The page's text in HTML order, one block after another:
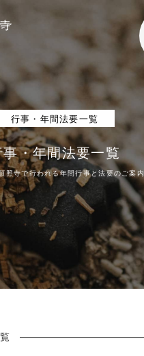
行事・年間法要一覧
事・年間法要一覧
照寺で行われる年間行事と法要のご案内